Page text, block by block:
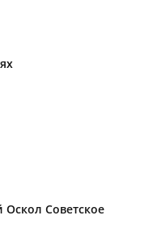
Советское